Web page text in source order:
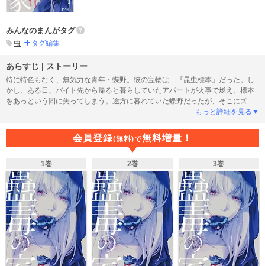
みんなのまんがタグ
虫 タグ編集
あらすじ | ストーリー
特に特色もなく、無気力な青年・蝶野。彼の宝物は…『昆虫標本』だった。し
かし、ある日、バイト先から帰ると暮らしていたアパートが火事で燃え、標本
をあっという間に失ってしまう。途方に暮れていた蝶野だったが、そこにズカ
ズカとパーソナルスペースに入り込んでくる草薙出雲に話しかけられる。出雲
な彼の自宅に宿泊することになった蝶野は、出雲の娘だという色白の美少女・
當子と出会う。――美しくも狂わしい少女の正体は？
もっと詳細を見る▼
会員登録(無料)で無料増量！
1巻 2巻 3巻